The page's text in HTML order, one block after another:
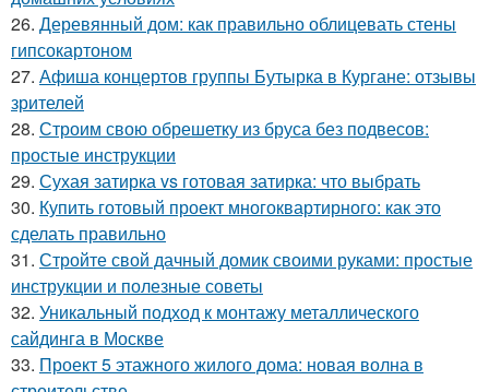
26. Деревянный дом: как правильно облицевать стены
гипсокартоном
27. Афиша концертов группы Бутырка в Кургане: отзывы
зрителей
28. Строим свою обрешетку из бруса без подвесов:
простые инструкции
29. Сухая затирка vs готовая затирка: что выбрать
30. Купить готовый проект многоквартирного: как это
сделать правильно
31. Стройте свой дачный домик своими руками: простые
инструкции и полезные советы
32. Уникальный подход к монтажу металлического
сайдинга в Москве
33. Проект 5 этажного жилого дома: новая волна в